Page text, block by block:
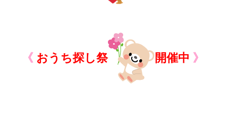
《 おうち探し祭 開催中 》